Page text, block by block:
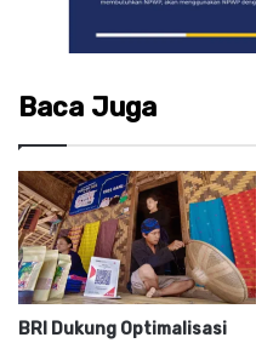
Baca Juga
BRI Dukung Optimalisasi